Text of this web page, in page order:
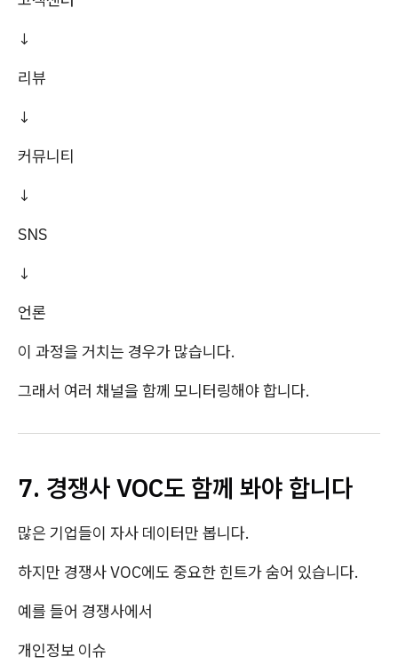
↓
리뷰
↓
커뮤니티
↓
SNS
↓
언론
이 과정을 거치는 경우가 많습니다.
그래서 여러 채널을 함께 모니터링해야 합니다.
7. 경쟁사 VOC도 함께 봐야 합니다
많은 기업들이 자사 데이터만 봅니다.
하지만 경쟁사 VOC에도 중요한 힌트가 숨어 있습니다.
예를 들어 경쟁사에서
개인정보 이슈